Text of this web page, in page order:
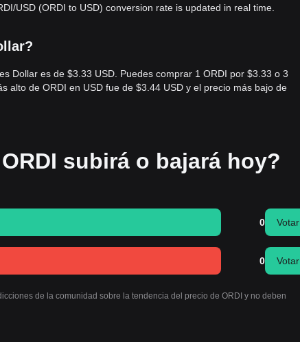
USD (ORDI to USD) conversion rate is updated in real time.
Dollar es de $3.33 USD. Puedes comprar 1 ORDI por $3.33 o 3
alto de ORDI en USD fue de $3.44 USD y el precio más bajo de
subirá o bajará hoy?
0 Votar
0 Votar
de la comunidad sobre la tendencia del precio de ORDI y no deben